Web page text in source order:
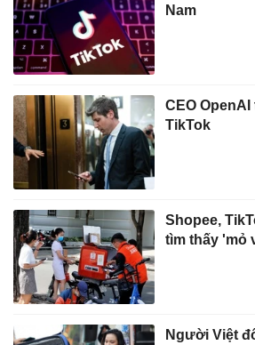
Nam
CEO
TikTok
Shopee,
tìm thấy 'mỏ
Người Việt